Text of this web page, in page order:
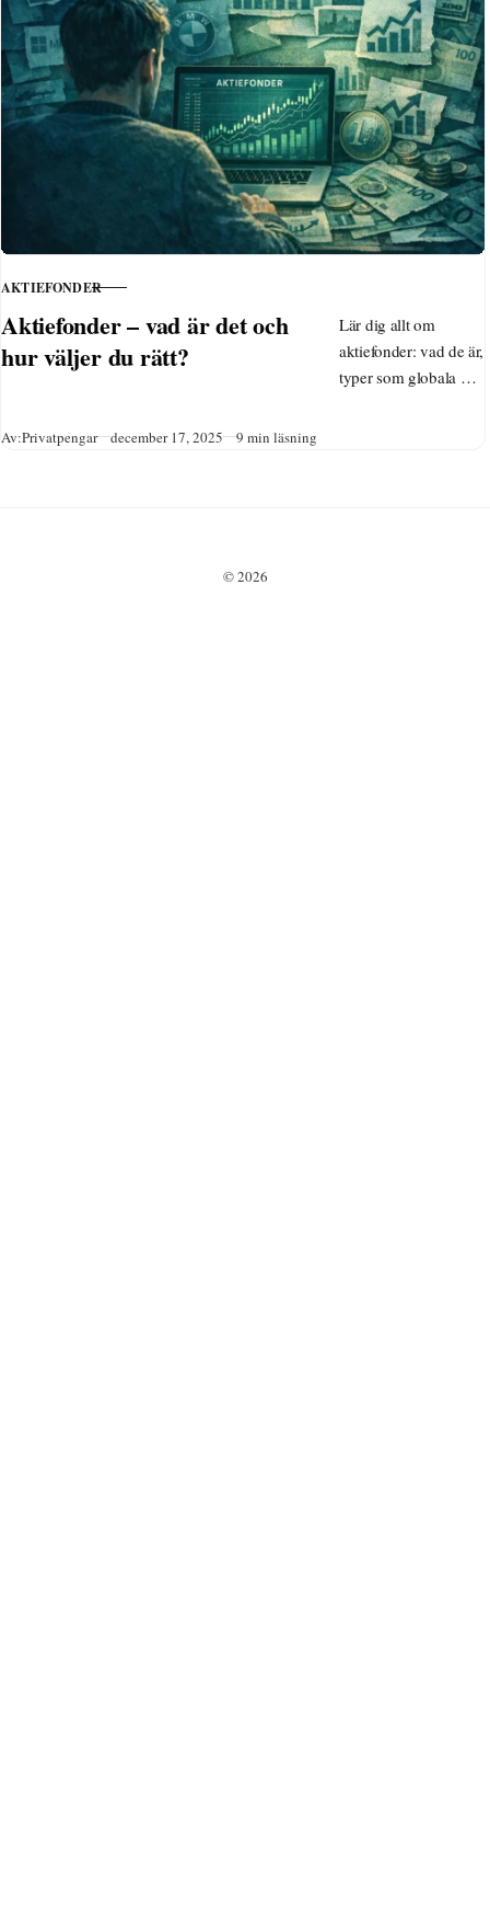
KATEGORI
AKTIEFONDER
Aktiefonder – vad är det och
hur väljer du rätt?
Lär dig allt om
aktiefonder: vad de är,
typer som globala och
Av:Privatpengar Publicerad
december 17, 2025 9 min läsning
© 2026